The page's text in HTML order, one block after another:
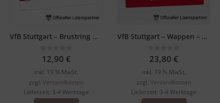
gewählt
gewählt
VfB Stuttgart – Brustring mit Logo – Tischset
0out of 5
12,90 €
inkl. 19 % MwSt.
zzgl. Versandkosten
Lieferzeit: 3-4 Werktage
VfB Stuttgart – Wappen – Schreibtischunterlage rot
0out of 5
23,80 €
inkl. 19 % MwSt.
zzgl. Versandkosten
Lieferzeit: 3-4 Werktage